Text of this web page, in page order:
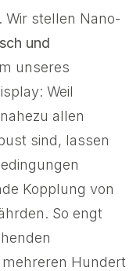
Wir stellen Nano-
und
unseres
Weil
allen
sind, lassen
Kopplung von
So engt
Hundert